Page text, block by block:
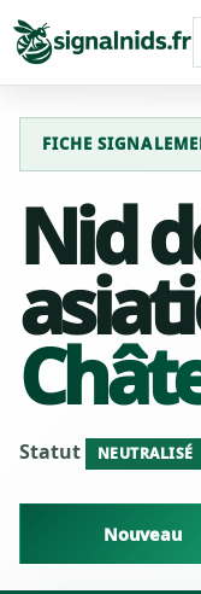
FICHE
Nid
Statut NEUTRALISÉ
Nouveau